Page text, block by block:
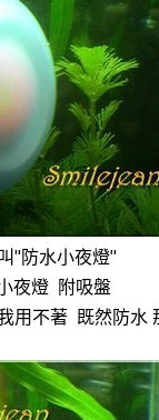
"防水小夜燈"
夜燈 附吸盤
用不著 既然防水